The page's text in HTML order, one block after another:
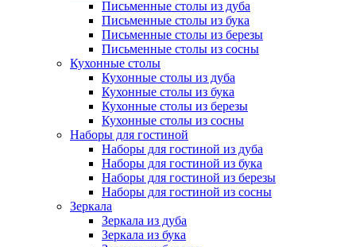
Письменные столы из дуба
Письменные столы из бука
Письменные столы из березы
Письменные столы из сосны
Кухонные столы
Кухонные столы из дуба
Кухонные столы из бука
Кухонные столы из березы
Кухонные столы из сосны
Наборы для гостиной
Наборы для гостиной из дуба
Наборы для гостиной из бука
Наборы для гостиной из березы
Наборы для гостиной из сосны
Зеркала
Зеркала из дуба
Зеркала из бука